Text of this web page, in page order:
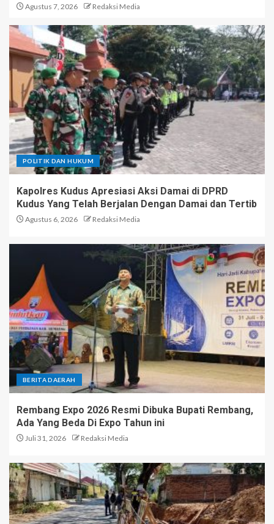
Agustus 7, 2026 Redaksi Media
POLITIK DAN HUKUM
Kapolres Kudus Apresiasi Aksi Damai di DPRD
Kudus Yang Telah Berjalan Dengan Damai dan Tertib
Agustus 6, 2026 Redaksi Media
BERITA DAERAH
Rembang Expo 2026 Resmi Dibuka Bupati Rembang,
Ada Yang Beda Di Expo Tahun ini
Juli 31, 2026 Redaksi Media